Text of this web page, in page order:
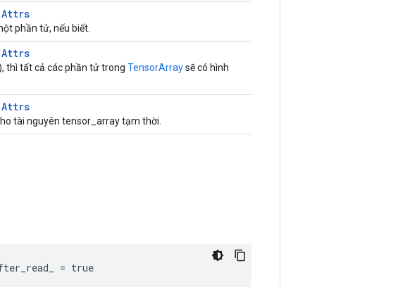
Attrs
phần tử, nếu biết.
Attrs
thì tất cả các phần tử trong TensorArraysẽ có hình
Attrs
tài nguyên tensor_array tạm thời.
= true